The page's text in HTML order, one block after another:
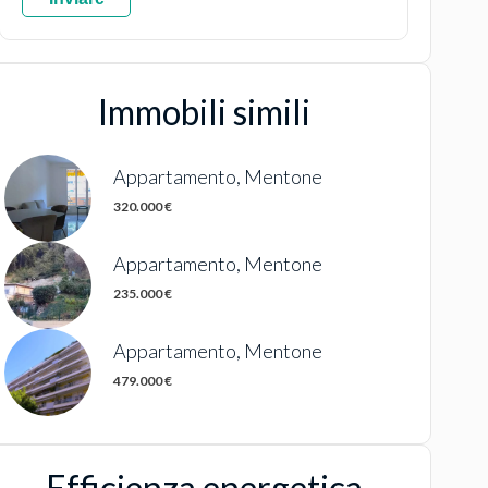
Immobili simili
Appartamento, Mentone
320.000 €
Appartamento, Mentone
235.000 €
Appartamento, Mentone
479.000 €